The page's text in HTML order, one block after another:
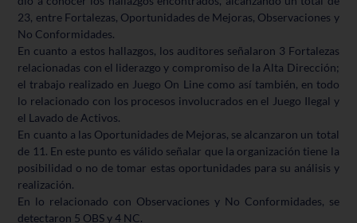
23, entre Fortalezas, Oportunidades de Mejoras, Observaciones y
No Conformidades.
En cuanto a estos hallazgos, los auditores señalaron 3 Fortalezas
relacionadas con el liderazgo y compromiso de la Alta Dirección;
el trabajo realizado en Juego On Line como así también, en todo
lo relacionado con los procesos involucrados en el Juego Ilegal y
el Lavado de Activos.
En cuanto a las Oportunidades de Mejoras, se alcanzaron un total
de 11. En este punto es válido señalar que la organización tiene la
posibilidad o no de tomar estas oportunidades para su análisis y
realización.
En lo relacionado con Observaciones y No Conformidades, se
detectaron 5 OBS y 4 NC.